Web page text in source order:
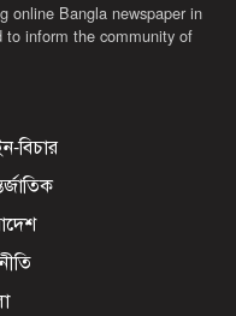
online Bangla newspaper in
to inform the community of
বিচার